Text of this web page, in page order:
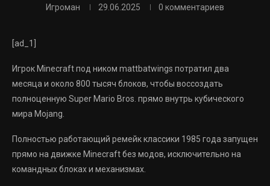
Игроман 29.06.2025 0 комментариев
[ad_1]
Игрок Minecraft под ником mattbatwings потратил два
месяца и около 800 тысяч блоков, чтобы воссоздать
полноценную Super Mario Bros. прямо внутрь кубического
мира Mojang.
Полностью работающий ремейк классики 1985 года запущен
прямо на движке Minecraft без модов, исключительно на
командных блоках и механизмах.